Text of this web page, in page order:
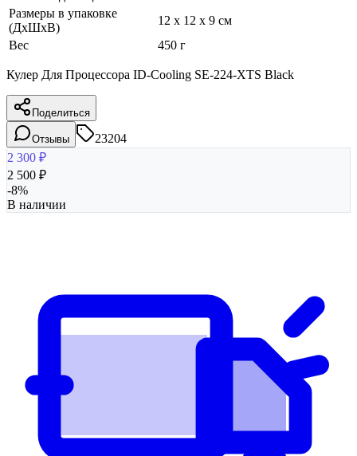
Размеры в упаковке
(ДхШхВ)
12 x 12 x 9 см
Вес
450 г
Кулер Для Процессора ID-Cooling SE-224-XTS Black
Поделиться
Отзывы
23204
2 300 ₽
2 500 ₽
-8%
В наличии